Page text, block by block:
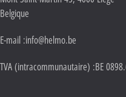
Belgique
E-mail :info@helmo.be
TVA (intracommunautaire) :BE